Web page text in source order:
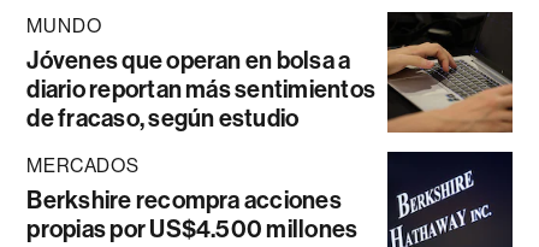
MUNDO
Jóvenes que operan en bolsa a
diario reportan más sentimientos
de fracaso, según estudio
MERCADOS
Berkshire recompra acciones
propias por US$4.500 millones